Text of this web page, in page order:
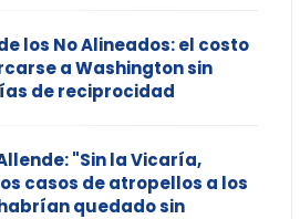
los No Alineados: el costo
a Washington sin
de reciprocidad
"Sin la Vicaría,
casos de atropellos a los
habrían quedado sin